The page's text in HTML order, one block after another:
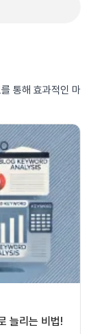
통해 효과적인 마
늘리는 비법!